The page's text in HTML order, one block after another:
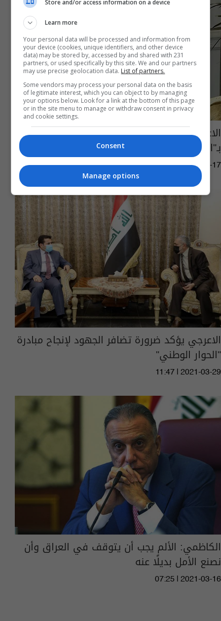
الاعرجي يدعو القوى السياسية الى المشاركة
بـ"الحوار الوطني"
07:11 | 2021-04-17
الاعرجي يؤكد ضرورة تضافر الجهود لإنجاح مبادرة
"الحوار الوطني"
11:47 | 2021-03-29
الكاظمي: الألم يجب أن يتوقف في العراق وأن
نصنع الأمل بديلًا عنه
07:25 | 2021-03-16
Store and/or access information on a device
Learn more
Your personal data will be processed and information from
your device (cookies, unique identifiers, and other device
data) may be stored by, accessed by and shared with 231
partners, or used specifically by this site. We and our partners
may use precise geolocation data. List of partners.
Some vendors may process your personal data on the basis
of legitimate interest, which you can object to by managing
your options below. Look for a link at the bottom of this page
or in the site menu to manage or withdraw consent in privacy
and cookie settings.
Consent
Manage options